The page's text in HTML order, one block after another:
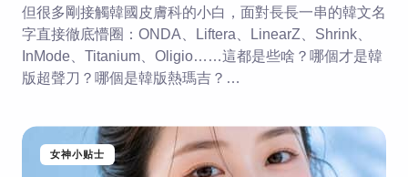
但很多剛接觸韓國皮膚科的小白，面對長長一串的韓文名
字直接徹底懵圈：ONDA、Liftera、LinearZ、Shrink、
InMode、Titanium、Oligio……這都是些啥？哪個才是韓
版超聲刀？哪個是韓版熱瑪吉？…
女神小贴士